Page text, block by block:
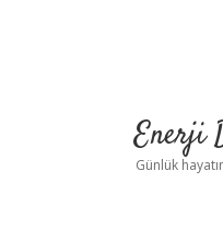
Enerji
Günlük